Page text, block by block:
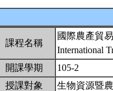
課程名稱
國際農產貿
International
開課學期
105-2
授課對象
生物資源暨